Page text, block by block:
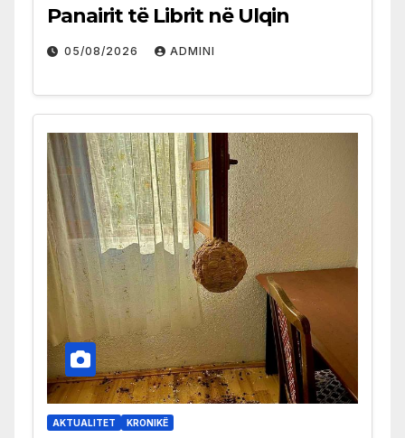
Panairit të Librit në Ulqin
05/08/2026 ADMINI
AKTUALITET KRONIKË